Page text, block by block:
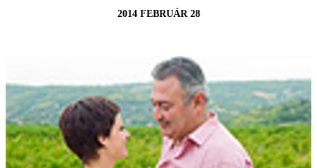
2014 FEBRUÁR 28